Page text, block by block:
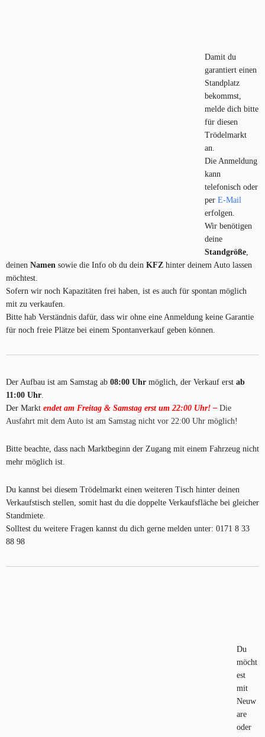
Damit du
garantiert einen
Standplatz
bekommst,
melde dich bitte
für diesen
Trödelmarkt
an.
Die Anmeldung
kann
telefonisch oder
perE-Mail
erfolgen.
Wir benötigen
deine
Standgröße,
deinen Namen sowie die Info ob du dein KFZ hinter deinem Auto lassen
möchtest.
Sofern wir noch Kapazitäten frei haben, ist es auch für spontan möglich
mit zu verkaufen.
Bitte hab Verständnis dafür, dass wir ohne eine Anmeldung keine Garantie
für noch freie Plätze bei einem Spontanverkauf geben können.
Der Aufbau ist am Samstag ab 08:00 Uhr möglich, der Verkauf erst ab
11:00 Uhr.
Der Markt endet am Freitag & Samstag erst um 22:00 Uhr! – Die
Ausfahrt mit dem Auto ist am Samstag nicht vor 22:00 Uhr möglich!
Bitte beachte, dass nach Marktbeginn der Zugang mit einem Fahrzeug nicht
mehr möglich ist.
Du kannst bei diesem Trödelmarkt einen weiteren Tisch hinter deinen
Verkaufstisch stellen, somit hast du die doppelte Verkaufsfläche bei gleicher
Standmiete.
Solltest du weitere Fragen kannst du dich gerne melden unter: 0171 8 33
88 98
Du
möcht
est
mit
Neuw
are
oder